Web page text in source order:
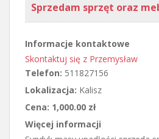
Sprzedam sprzęt oraz
Informacje kontaktowe
Skontaktuj się z Przemysław
Telefon: 511827156
Lokalizacja: Kalisz
Cena: 1,000.00 zł
Więcej informacji